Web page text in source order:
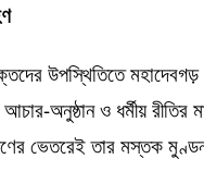
উপস্থিতিতে
অনুষ্ঠান ও ধর্মীয় রীতির
ভেতরেই তার মস্তক